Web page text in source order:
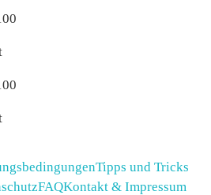
Tipps und Tricks
FAQKontakt & Impressum